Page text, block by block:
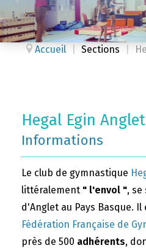
Accueil Sections
Hegal Egin
Informations
Le club de gymnastique
littéralement " l'envol ", se
d'Anglet au Pays Basque.
Fédération Française de
près de 500 adhérents,